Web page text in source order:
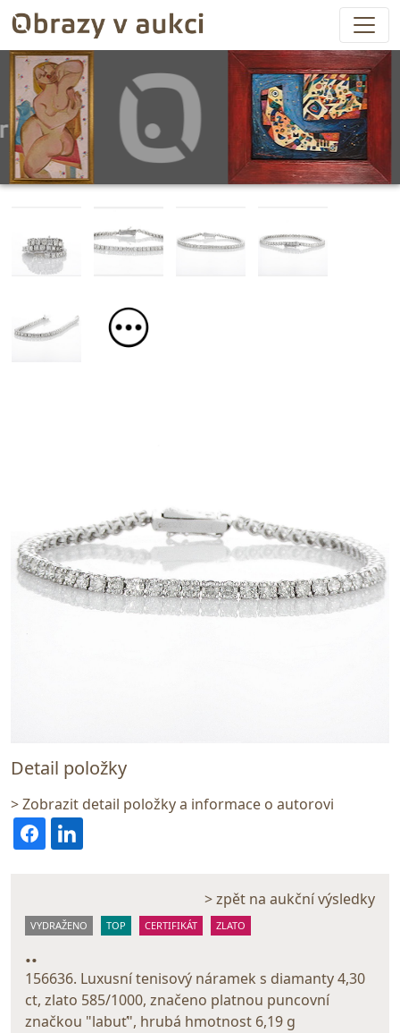
Detail položky
> Zobrazit detail položky a informace o autorovi
> zpět na aukční výsledky
VYDRAŽENO TOP CERTIFIKÁT ZLATO
..
156636. Luxusní tenisový náramek s diamanty 4,30
ct, zlato 585/1000, značeno platnou puncovní
značkou "labuť", hrubá hmotnost 6,19 g